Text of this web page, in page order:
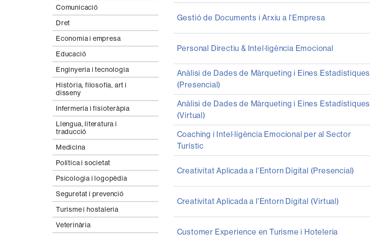
Comunicació
Dret
Economia i empresa
Educació
Enginyeria i tecnologia
Història, filosofia, art i
disseny
Infermeria i fisioteràpia
Llengua, literatura i
traducció
Medicina
Política i societat
Psicologia i logopèdia
Seguretat i prevenció
Turisme i hostaleria
Veterinària
Gestió de Documents i Arxiu a l'Empresa
Personal Directiu & Intel·ligència Emocional
Anàlisi de Dades de Màrqueting i Eines Estadístiques
(Presencial)
Anàlisi de Dades de Màrqueting i Eines Estadístiques
(Virtual)
Coaching i Intel·ligència Emocional per al Sector
Turístic
Creativitat Aplicada a l'Entorn Digital (Presencial)
Creativitat Aplicada a l'Entorn Digital (Virtual)
Customer Experience en Turisme i Hoteleria